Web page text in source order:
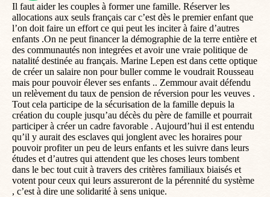
Il faut aider les couples à former une famille. Réserver les
allocations aux seuls français car c’est dès le premier enfant que
l’on doit faire un effort ce qui peut les inciter à faire d’autres
enfants .On ne peut financer la démographie de la terre entière et
des communautés non integrées et avoir une vraie politique de
natalité destinée au français. Marine Lepen est dans cette optique
de créer un salaire non pour buller comme le voudrait Rousseau
mais pour pouvoir élever ses enfants .. Zemmour avait défendu
un relèvement du taux de pension de réversion pour les veuves .
Tout cela participe de la sécurisation de la famille depuis la
création du couple jusqu’au décès du père de famille et pourrait
participer à créer un cadre favorable . Aujourd’hui il est entendu
qu’il y aurait des esclaves qui jonglent avec les horaires pour
pouvoir profiter un peu de leurs enfants et les suivre dans leurs
études et d’autres qui attendent que les choses leurs tombent
dans le bec tout cuit à travers des critères familiaux biaisés et
votent pour ceux qui leurs assureront de la pérennité du système
, c’est à dire une solidarité à sens unique.